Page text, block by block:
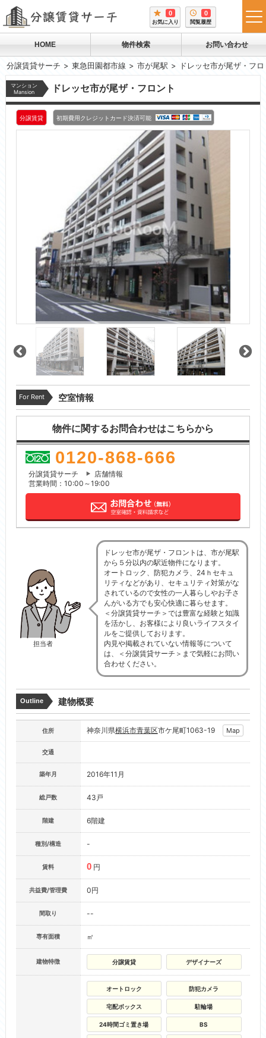
0
お気に入り
0
閲覧履歴
HOME 物件検索 お問い合わせ
分譲賃貸サーチ 東急田園都市線 市が尾駅 ドレッセ市が尾ザ・フ
マンション
Mansion
ドレッセ市が尾ザ・フロント
分譲賃貸 初期費用クレジットカード決済可能
For Rent 空室情報
物件に関するお問合わせはこちらから
0120-868-666
分譲賃貸サーチ
店舗情報
営業時間：10:00～19:00
担当者
ドレッセ市が尾ザ・フロントは、市が尾駅
から５分以内の駅近物件になります。
オートロック、防犯カメラ、24ｈセキュ
リティなどがあり、セキュリティ対策がな
されているので女性の一人暮らしやお子さ
んがいる方でも安心快適に暮らせます。
＜分譲賃貸サーチ＞では豊富な経験と知識
を活かし、お客様により良いライフスタイ
ルをご提供しております。
内見や掲載されていない情報等について
は、＜分譲賃貸サーチ＞まで気軽にお問い
合わせください。
Outline 建物概要
住所 神奈川県横浜市青葉区市ケ尾町1063-19 Map
交通
築年月 2016年11月
総戸数 43戸
階建 6階建
種別/構造 -
賃料 0 円
共益費/管理費 0円
間取り --
専有面積 ㎡
建物特徴 分譲賃貸 デザイナーズ
オートロック 防犯カメラ
宅配ボックス 駐輪場
24時間ゴミ置き場 BS